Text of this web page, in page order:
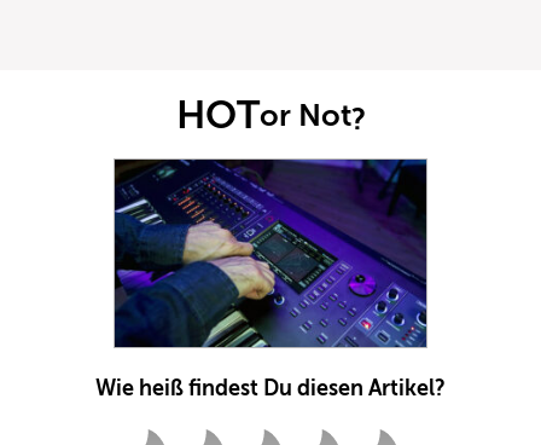
HOTor Not?
Wie heiß findest Du diesen Artikel?